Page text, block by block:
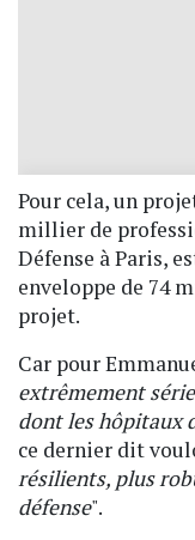
Pour cela, un
millier de
Défense à Paris,
enveloppe de 74
projet.
Car pour
extrêmement
dont les hôpitaux
ce dernier dit
résilients, plus
défense".